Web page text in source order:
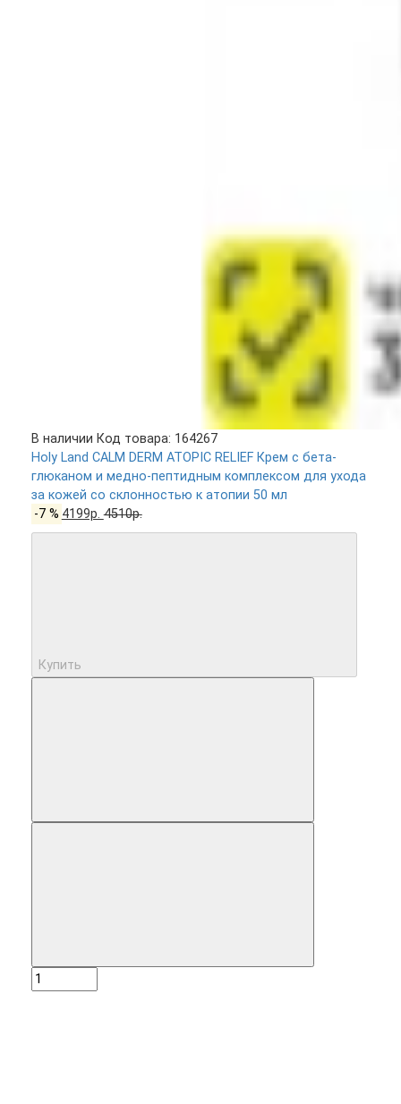
В наличии Код товара: 164267
Holy Land CALM DERM ATOPIC RELIEF Крем с бета-
глюканом и медно-пептидным комплексом для ухода
за кожей со склонностью к атопии 50 мл
-7 % 4199р.4510р.
Купить